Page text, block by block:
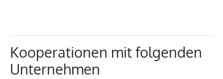
Kooperationen mit folgenden
Unternehmen